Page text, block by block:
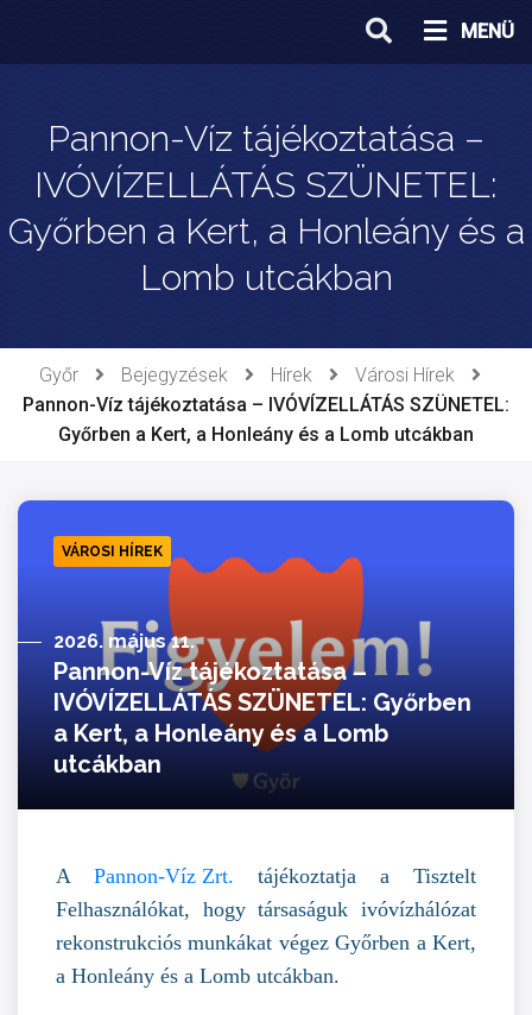
tartalomhoz
MENÜ
Pannon-Víz tájékoztatása –
IVÓVÍZELLÁTÁS SZÜNETEL:
Győrben a Kert, a Honleány és a
Lomb utcákban
Győr Bejegyzések Hírek
Városi Hírek
Pannon-Víz tájékoztatása – IVÓVÍZELLÁTÁS SZÜNETEL:
Győrben a Kert, a Honleány és a Lomb utcákban
VÁROSI HÍREK
2026. május 11.
Pannon-Víz tájékoztatása –
IVÓVÍZELLÁTÁS SZÜNETEL: Győrben
a Kert, a Honleány és a Lomb
utcákban
A Pannon-Víz Zrt. tájékoztatja a Tisztelt
Felhasználókat, hogy társaságuk ivóvízhálózat
rekonstrukciós munkákat végez Győrben a Kert,
a Honleány és a Lomb utcákban.